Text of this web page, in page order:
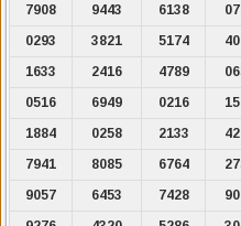
7908
9443 6138
0293
3821 5174
1633
2416 4789
0516
6949 0216
1884
0258 2133
7941
8085 6764
9057
6453 7428